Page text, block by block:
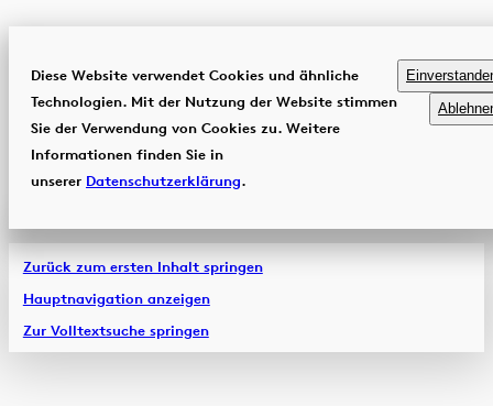
Diese Website verwendet Cookies und ähnliche
Technologien. Mit der Nutzung der Website stimmen
Sie der Verwendung von Cookies zu. Weitere
Informationen finden Sie in
unserer Datenschutzerklärung.
Zurück zum ersten Inhalt springen
Hauptnavigation anzeigen
Zur Volltextsuche springen